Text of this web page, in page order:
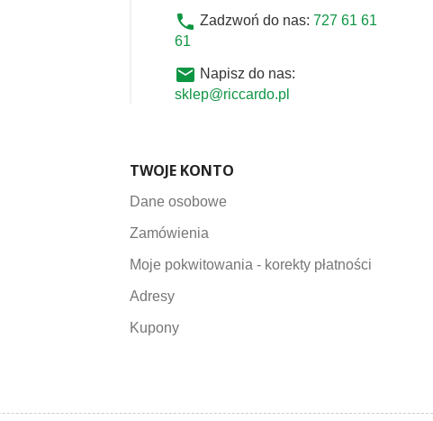
phone Zadzwoń do nas: 727 61 61
61
email Napisz do nas:
sklep@riccardo.pl
TWOJE KONTO
Dane osobowe
Zamówienia
Moje pokwitowania - korekty płatności
Adresy
Kupony